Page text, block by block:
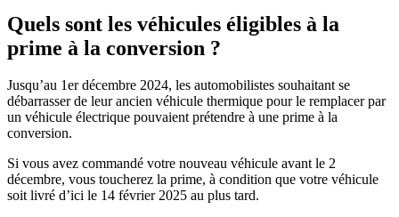
Quels sont les véhicules éligibles à la
prime à la conversion ?
Jusqu’au 1er décembre 2024, les automobilistes souhaitant se
débarrasser de leur ancien véhicule thermique pour le remplacer par
un véhicule électrique pouvaient prétendre à une prime à la
conversion.
Si vous avez commandé votre nouveau véhicule avant le 2
décembre, vous toucherez la prime, à condition que votre véhicule
soit livré d’ici le 14 février 2025 au plus tard.